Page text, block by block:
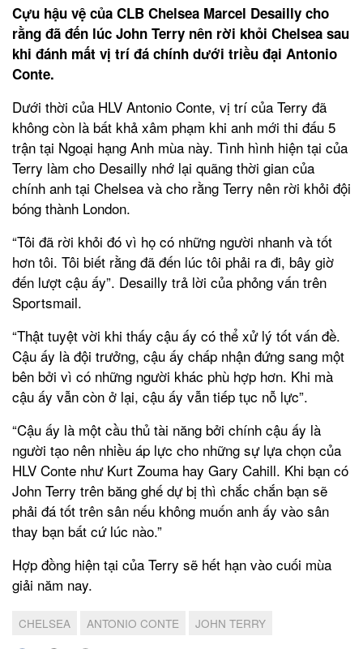
Cựu hậu vệ của CLB Chelsea Marcel Desailly cho
rằng đã đến lúc John Terry nên rời khỏi Chelsea sau
khi đánh mất vị trí đá chính dưới triều đại Antonio
Conte.
Dưới thời của HLV Antonio Conte, vị trí của Terry đã
không còn là bất khả xâm phạm khi anh mới thi đấu 5
trận tại Ngoại hạng Anh mùa này. Tình hình hiện tại của
Terry làm cho Desailly nhớ lại quãng thời gian của
chính anh tại Chelsea và cho rằng Terry nên rời khỏi đội
bóng thành London.
“Tôi đã rời khỏi đó vì họ có những người nhanh và tốt
hơn tôi. Tôi biết rằng đã đến lúc tôi phải ra đi, bây giờ
đến lượt cậu ấy”. Desailly trả lời của phỏng vấn trên
Sportsmail.
“Thật tuyệt vời khi thấy cậu ấy có thể xử lý tốt vấn đề.
Cậu ấy là đội trưởng, cậu ấy chấp nhận đứng sang một
bên bởi vì có những người khác phù hợp hơn. Khi mà
cậu ấy vẫn còn ở lại, cậu ấy vẫn tiếp tục nỗ lực”.
“Cậu ấy là một cầu thủ tài năng bởi chính cậu ấy là
người tạo nên nhiều áp lực cho những sự lựa chọn của
HLV Conte như Kurt Zouma hay Gary Cahill. Khi bạn có
John Terry trên băng ghế dự bị thì chắc chắn bạn sẽ
phải đá tốt trên sân nếu không muốn anh ấy vào sân
thay bạn bất cứ lúc nào.”
Hợp đồng hiện tại của Terry sẽ hết hạn vào cuối mùa
giải năm nay.
CHELSEA ANTONIO CONTE JOHN TERRY